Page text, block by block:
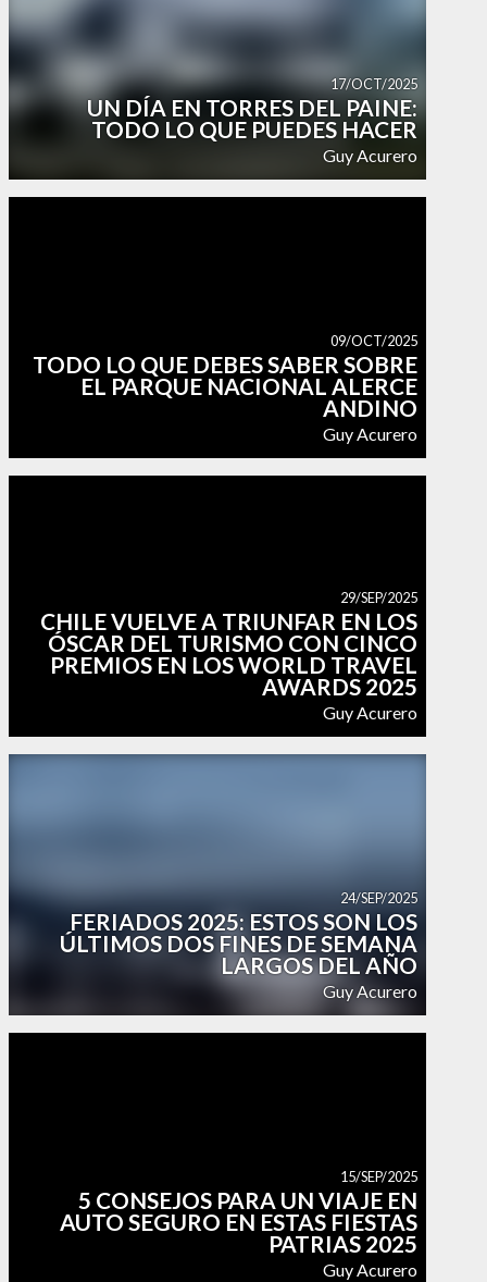
UN DÍA EN TORRES DEL PAINE:
TODO LO QUE PUEDES HACER
Guy Acurero
17/OCT/2025
TODO LO QUE DEBES SABER SOBRE
EL PARQUE NACIONAL ALERCE
ANDINO
Guy Acurero
09/OCT/2025
CHILE VUELVE A TRIUNFAR EN LOS
ÓSCAR DEL TURISMO CON CINCO
PREMIOS EN LOS WORLD TRAVEL
AWARDS 2025
Guy Acurero
29/SEP/2025
FERIADOS 2025: ESTOS SON LOS
ÚLTIMOS DOS FINES DE SEMANA
LARGOS DEL AÑO
Guy Acurero
24/SEP/2025
5 CONSEJOS PARA UN VIAJE EN
AUTO SEGURO EN ESTAS FIESTAS
PATRIAS 2025
Guy Acurero
15/SEP/2025